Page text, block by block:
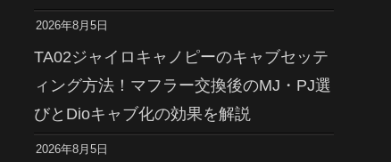
2026年8月5日
TA02ジャイロキャノピーのキャブセッテ
ィング方法！マフラー交換後のMJ・PJ選
びとDioキャブ化の効果を解説
2026年8月5日